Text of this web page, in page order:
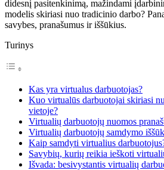
didesnį pasitenkinimą, mažindami
modelis skiriasi nuo tradicinio darbo?
savybes, pranašumus ir iššūkius.
Turinys
Kas yra virtualus darbuotojas?
Kuo virtualūs darbuotojai skiriasi
vietoje?
Virtualių darbuotojų nuomos
Virtualių darbuotojų samdymo
Kaip samdyti virtualius
Savybių, kurių reikia ieškoti
Išvada: besivystantis virtualių